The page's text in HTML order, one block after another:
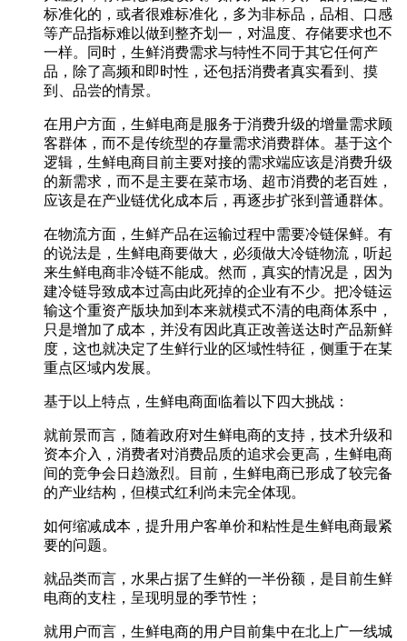
标准化的，或者很难标准化，多为非标品，品相、口感
等产品指标难以做到整齐划一，对温度、存储要求也不
一样。同时，生鲜消费需求与特性不同于其它任何产
品，除了高频和即时性，还包括消费者真实看到、摸
到、品尝的情景。
在用户方面，生鲜电商是服务于消费升级的增量需求顾
客群体，而不是传统型的存量需求消费群体。基于这个
逻辑，生鲜电商目前主要对接的需求端应该是消费升级
的新需求，而不是主要在菜市场、超市消费的老百姓，
应该是在产业链优化成本后，再逐步扩张到普通群体。
在物流方面，生鲜产品在运输过程中需要冷链保鲜。有
的说法是，生鲜电商要做大，必须做大冷链物流，听起
来生鲜电商非冷链不能成。然而，真实的情况是，因为
建冷链导致成本过高由此死掉的企业有不少。把冷链运
输这个重资产版块加到本来就模式不清的电商体系中，
只是增加了成本，并没有因此真正改善送达时产品新鲜
度，这也就决定了生鲜行业的区域性特征，侧重于在某
重点区域内发展。
基于以上特点，生鲜电商面临着以下四大挑战：
就前景而言，随着政府对生鲜电商的支持，技术升级和
资本介入，消费者对消费品质的追求会更高，生鲜电商
间的竞争会日趋激烈。目前，生鲜电商已形成了较完备
的产业结构，但模式红利尚未完全体现。
如何缩减成本，提升用户客单价和粘性是生鲜电商最紧
要的问题。
就品类而言，水果占据了生鲜的一半份额，是目前生鲜
电商的支柱，呈现明显的季节性；
就用户而言，生鲜电商的用户目前集中在北上广一线城